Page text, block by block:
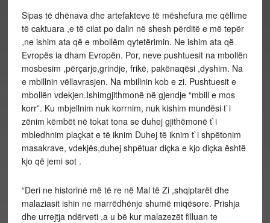
Sipas të dhënava dhe artefakteve të mëshefura me qëllime
të caktuara ,e të cilat po dalin në shesh përditë e më tepër
,ne ishim ata që e mbollëm qytetërimin. Ne ishim ata që
Evropës ia dham Evropën. Por, neve pushtuesit na mbollën
mosbesim ,përçarje,grindje, frikë, pakënaqësi ,dyshim. Na
e mbillnin vëllavrasjen. Na mbillnin kob e zi. Pushtuesit e
mbollën vdekjen.Ishimgjithmonë në gjendje “mbill e mos
korr”. Ku mbjellnim nuk korrnim, nuk kishim mundësi t`i
zënim këmbët në tokat tona se duhej gjithëmonë t`i
mbledhnim plaçkat e të iknim Duhej të iknim t`i shpëtonim
masakrave, vdekjës,duhej shpëtuar diçka e kjo diçka është
kjo që jemi sot .
“Deri ne historinë më të re në Mal të Zi ,shqiptarët dhe
malaziasit ishin ne marrëdhënje shumë miqësore. Prishja
dhe urrejtja ndërveti ,a u bë kur malazezët filluan te